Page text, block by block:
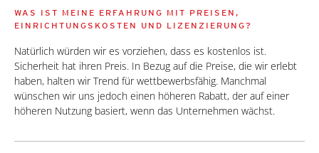
WAS IST MEINE ERFAHRUNG MIT PREISEN,
EINRICHTUNGSKOSTEN UND LIZENZIERUNG?
Natürlich würden wir es vorziehen, dass es kostenlos ist.
Sicherheit hat ihren Preis. In Bezug auf die Preise, die wir erlebt
haben, halten wir Trend für wettbewerbsfähig. Manchmal
wünschen wir uns jedoch einen höheren Rabatt, der auf einer
höheren Nutzung basiert, wenn das Unternehmen wächst.